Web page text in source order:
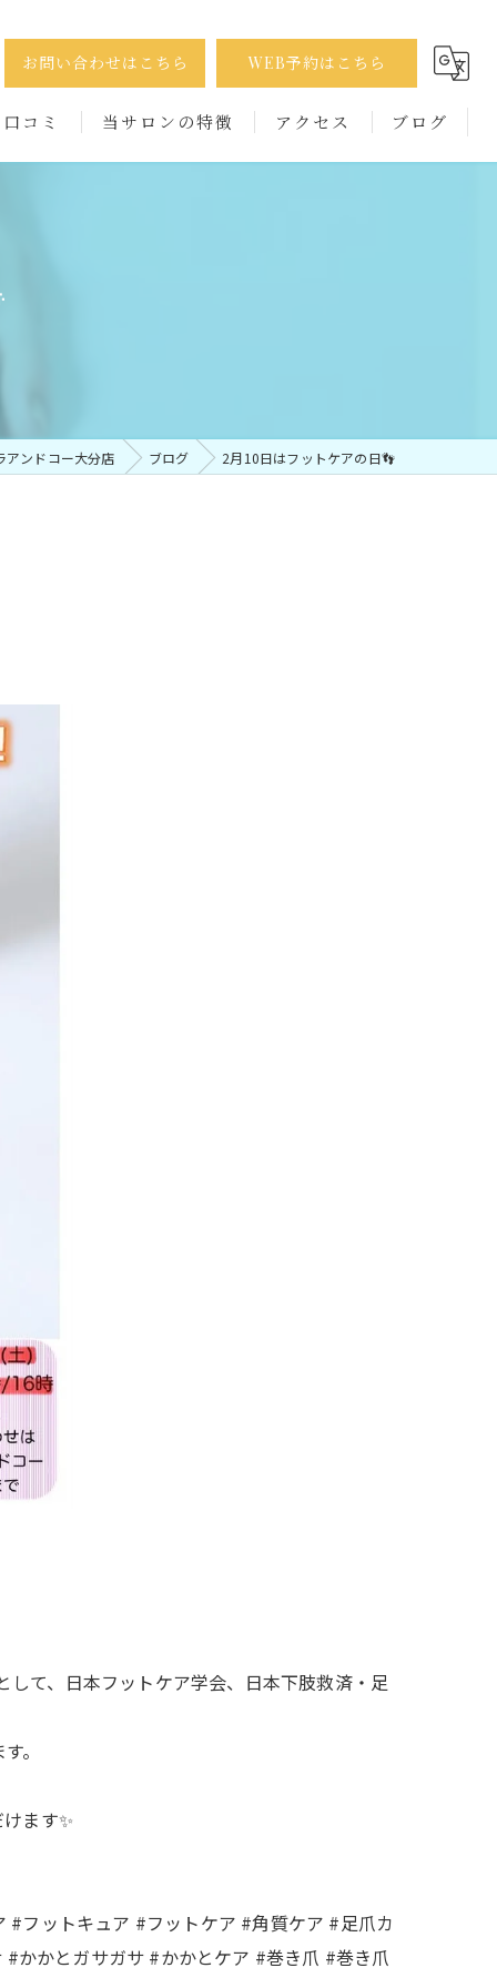
お問い合わせはこちら WEB予約はこちら
口コミ 当サロンの特徴 アクセス ブログ
アンドコー大分店 ブログ 2月10日はフットケアの日👣
て、日本フットケア学会、日本下肢救済・足
。
ます✨
フットキュア #フットケア #角質ケア #足爪カ
かかとガサガサ #かかとケア #巻き爪 #巻き爪